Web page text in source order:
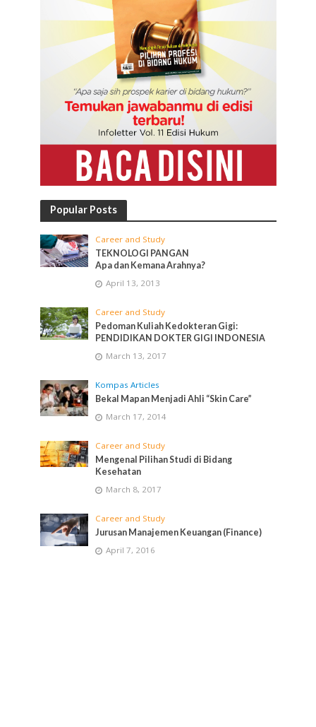
Popular Posts
Career and Study
TEKNOLOGI PANGAN
Apa dan Kemana Arahnya?
April 13, 2013
Career and Study
Pedoman Kuliah Kedokteran Gigi:
PENDIDIKAN DOKTER GIGI INDONESIA
March 13, 2017
Kompas Articles
Bekal Mapan Menjadi Ahli “Skin Care”
March 17, 2014
Career and Study
Mengenal Pilihan Studi di Bidang
Kesehatan
March 8, 2017
Career and Study
Jurusan Manajemen Keuangan (Finance)
April 7, 2016